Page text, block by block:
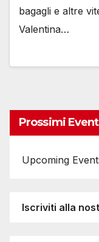
bagagli e altre
Valentina…
Prossimi
Upcoming
Iscriviti alla